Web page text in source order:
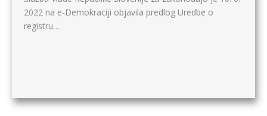
2022 na e-Demokraciji objavila predlog Uredbe o
registru…